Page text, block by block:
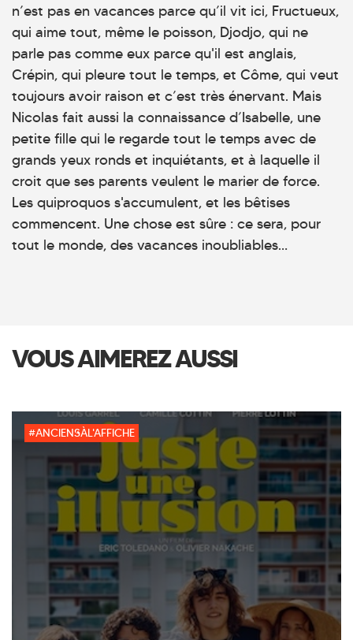
n’est pas en vacances parce qu’il vit ici, Fructueux,
qui aime tout, même le poisson, Djodjo, qui ne
parle pas comme eux parce qu'il est anglais,
Crépin, qui pleure tout le temps, et Côme, qui veut
toujours avoir raison et c’est très énervant. Mais
Nicolas fait aussi la connaissance d’Isabelle, une
petite fille qui le regarde tout le temps avec de
grands yeux ronds et inquiétants, et à laquelle il
croit que ses parents veulent le marier de force.
Les quiproquos s'accumulent, et les bêtises
commencent. Une chose est sûre : ce sera, pour
tout le monde, des vacances inoubliables…
VOUS AIMEREZ AUSSI
#ANCIENSÀL'AFFICHE